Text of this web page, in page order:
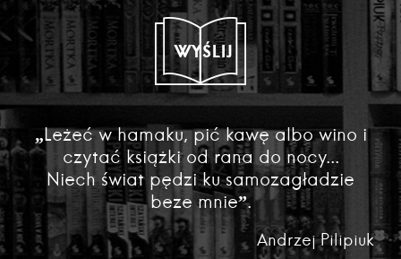
WYŚLIJ
„Leżeć w hamaku, pić kawę albo wino i
czytać książki od rana do nocy...
Niech świat pędzi ku samozagładzie
beze mnie”.
Andrzej Pilipiuk